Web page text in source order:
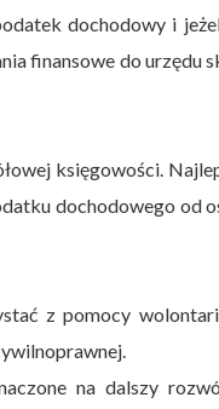
dochodowy i
finansowe do urzędu
księgowości.
dochodowego od
z pomocy
na dalszy